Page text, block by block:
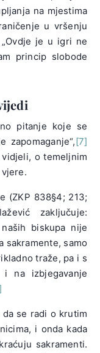
na mjestima
u vršenju
je u igri ne
princip slobode
pitanje koje se
zapomaganje“,[7]
o temeljnim
(ZKP 838§4; 213;
zaključuje:
biskupa nije
sakramente, samo
traže, pa i s
na izbjegavanje
se radi o krutim
i onda kada
sakramenti.